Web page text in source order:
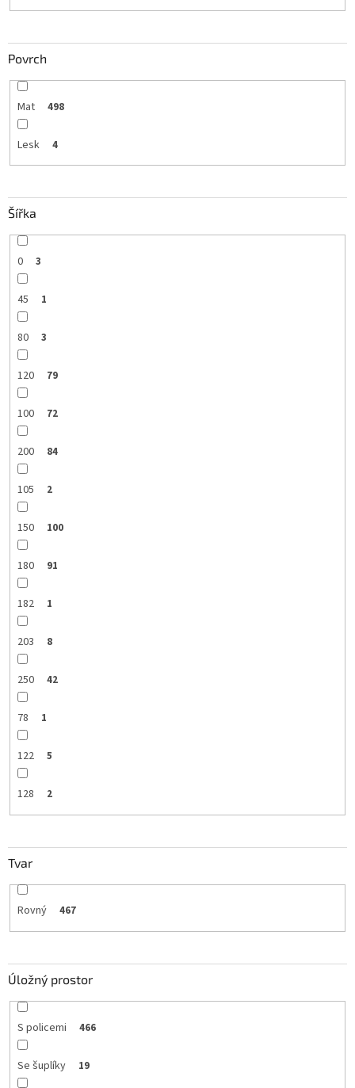
Povrch
Mat 498
Lesk 4
Šířka
0 3
45 1
80 3
120 79
100 72
200 84
105 2
150 100
180 91
182 1
203 8
250 42
78 1
122 5
128 2
Tvar
Rovný 467
Úložný prostor
S policemi 466
Se šuplíky 19